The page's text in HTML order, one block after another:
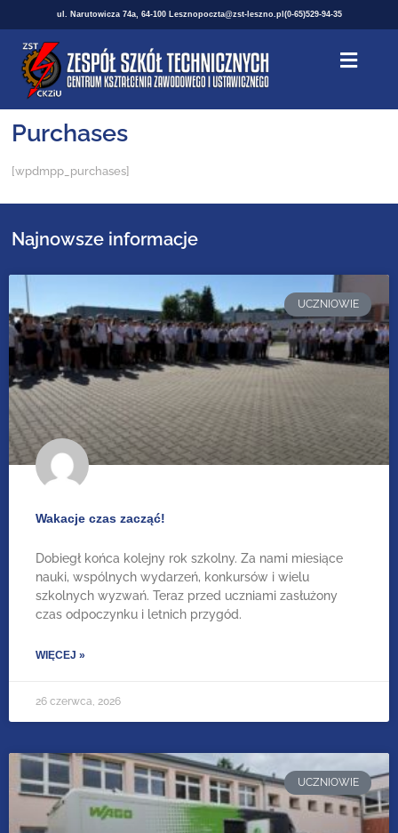
ul. Narutowicza 74a, 64-100 Lesznopoczta@zst-leszno.pl (0-65)529-94-35
Purchases
[wpdmpp_purchases]
Najnowsze informacje
UCZNIOWIE
Wakacje czas zacząć!
Dobiegł końca kolejny rok szkolny. Za nami miesiące
nauki, wspólnych wydarzeń, konkursów i wielu
szkolnych wyzwań. Teraz przed uczniami zasłużony
czas odpoczynku i letnich przygód.
WIĘCEJ »
26 czerwca, 2026
UCZNIOWIE